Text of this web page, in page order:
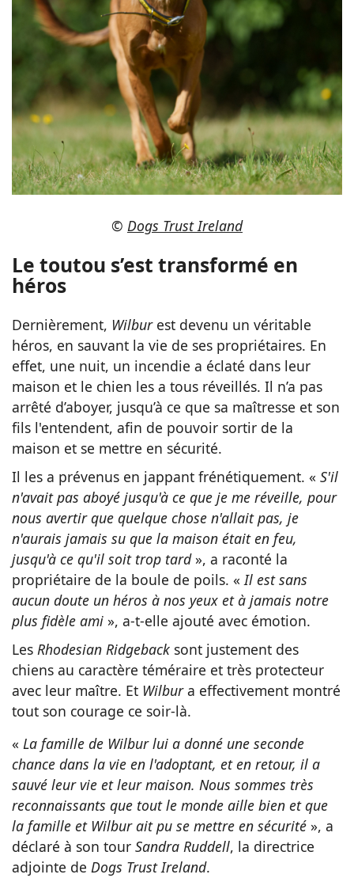
© Dogs Trust Ireland
Le toutou s’est transformé en
héros
Dernièrement, Wilburest devenu un véritable
héros, en sauvant la vie de ses propriétaires. En
effet, une nuit, un incendie a éclaté dans leur
maison et le chien les a tous réveillés. Il n’a pas
arrêté d’aboyer, jusqu’à ce que sa maîtresse et son
fils l'entendent, afin de pouvoir sortir de la
maison et se mettre en sécurité.
Il les a prévenus en jappant frénétiquement. « S'il
n'avait pas aboyé jusqu'à ce que je me réveille, pour
nous avertir que quelque chose n'allait pas, je
n'aurais jamais su que la maison était en feu,
jusqu'à ce qu'il soit trop tard », a raconté la
propriétaire de la boule de poils. « Il est sans
aucun doute un héros à nos yeux et à jamais notre
plus fidèle ami », a-t-elle ajouté avec émotion.
Les Rhodesian Ridgeback sont justement des
chiens au caractère téméraire et très protecteur
avec leur maître. Et Wilbura effectivement montré
tout son courage ce soir-là.
« La famille de Wilbur lui a donné une seconde
chance dans la vie en l'adoptant, et en retour, il a
sauvé leur vie et leur maison. Nous sommes très
reconnaissants que tout le monde aille bien et que
la famille et Wilbur ait pu se mettre en sécurité », a
déclaré à son tour Sandra Ruddell, la directrice
adjointe de Dogs Trust Ireland.